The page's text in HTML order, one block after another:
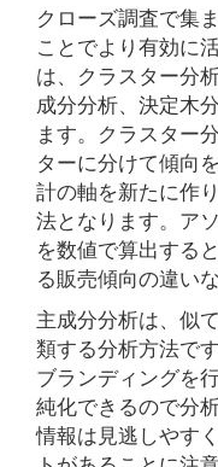
クローズ調査で集
ことでより有効に
は、クラスター分
成分分析、決定木
ます。クラスター
ターに分けて傾向
計の軸を新たに作
法となります。ア
を数値で算出する
る販売傾向の違い
主成分分析は、似
類する分析方法で
ブランディングを
純化できるので分
情報は見逃しやす